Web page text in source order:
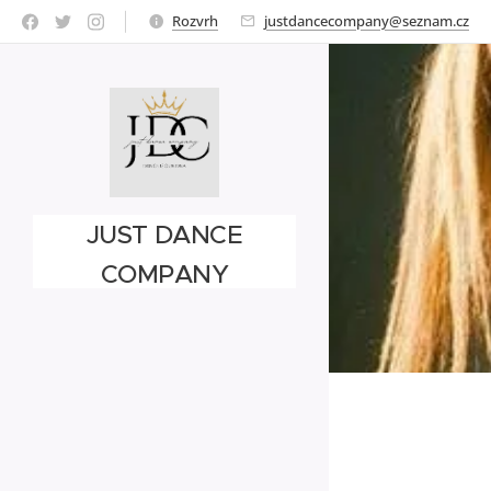
Rozvrh justdancecompany@seznam.cz
JUST DANCE
COMPANY